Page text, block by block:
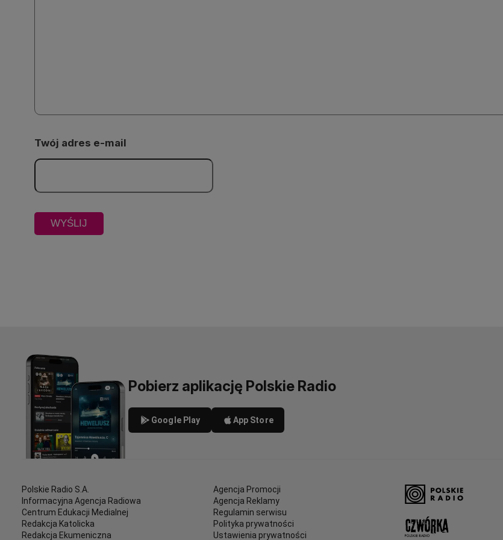
Twój adres e-mail
Pobierz aplikację Polskie Radio
Google Play App Store
Polskie Radio S.A.
Informacyjna Agencja Radiowa
Centrum Edukacji Medialnej
Redakcja Katolicka
Redakcja Ekumeniczna
Agencja Promocji
Agencja Reklamy
Regulamin serwisu
Polityka prywatności
Ustawienia prywatności